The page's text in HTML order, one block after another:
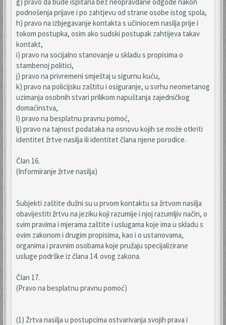
podnošenja prijave i po zahtjevu od strane osobe istog spola,
h) pravo na izbjegavanje kontakta s učiniocem nasilja prije i
tokom postupka, osim ako sudski postupak zahtijeva takav
kontakt,
i) pravo na socijalno stanovanje u skladu s propisima o
stambenoj politici,
j) pravo na privremeni smještaj u sigurnu kuću,
k) pravo na policijsku zaštitu i osiguranje, u svrhu neometanog
uzimanja osobnih stvari prilikom napuštanja zajedničkog
domaćinstva,
l) pravo na besplatnu pravnu pomoć,
lj) pravo na tajnost podataka na osnovu kojih se može otkriti
identitet žrtve nasilja ili identitet člana njene porodice.
Član 16.
(Informiranje žrtve nasilja)
Subjekti zaštite dužni su u prvom kontaktu sa žrtvom nasilja
obavijestiti žrtvu na jeziku koji razumije i njoj razumljiv način, o
svim pravima i mjerama zaštite i uslugama koje ima u skladu s
ovim zakonom i drugim propisima, kao i o ustanovama,
organima i pravnim osobama koje pružaju specijalizirane
usluge podrške iz člana 14. ovog zakona.
Član 17.
(Pravo na besplatnu pravnu pomoć)
(1) Žrtva nasilja u postupcima ostvarivanja svojih prava i